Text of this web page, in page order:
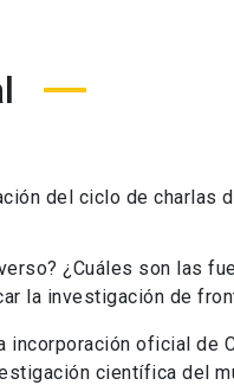
del ciclo de charlas
¿Cuáles son las
la investigación de
incorporación oficial de
científica del